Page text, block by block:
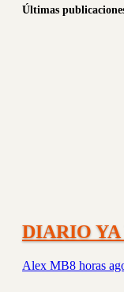
DIARIO YA
Alex MB8 horas